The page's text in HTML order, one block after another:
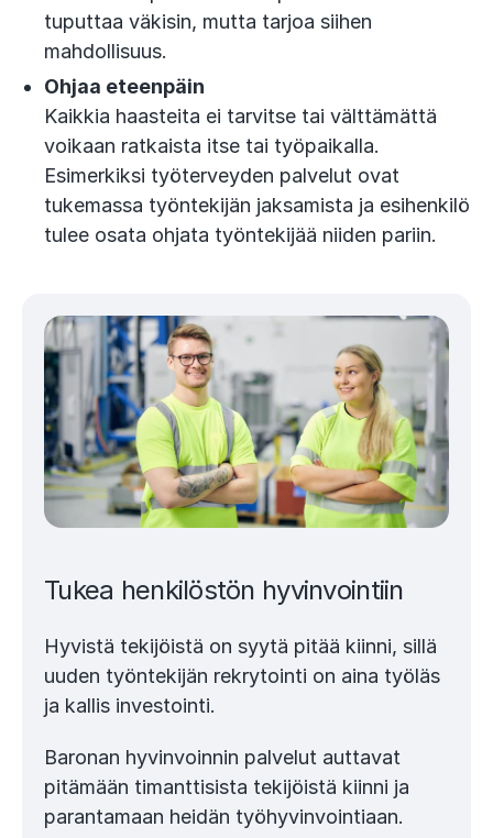
tuputtaa väkisin, mutta tarjoa siihen
mahdollisuus.
Ohjaa eteenpäin
Kaikkia haasteita ei tarvitse tai välttämättä
voikaan ratkaista itse tai työpaikalla.
Esimerkiksi työterveyden palvelut ovat
tukemassa työntekijän jaksamista ja esihenkilö
tulee osata ohjata työntekijää niiden pariin.
Tukea henkilöstön hyvinvointiin
Hyvistä tekijöistä on syytä pitää kiinni, sillä
uuden työntekijän rekrytointi on aina työläs
ja kallis investointi.
Baronan hyvinvoinnin palvelut auttavat
pitämään timanttisista tekijöistä kiinni ja
parantamaan heidän työhyvinvointiaan.